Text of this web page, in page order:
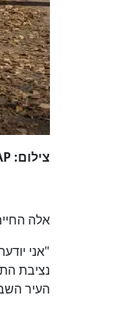
צילום: AP
אלה
"אני
נציבת
העיר